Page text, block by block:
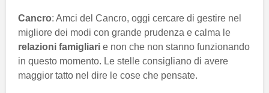
Cancro: Amci del Cancro, oggi cercare di gestire nel
migliore dei modi con grande prudenza e calma le
relazioni famigliari e non che non stanno funzionando
in questo momento. Le stelle consigliano di avere
maggior tatto nel dire le cose che pensate.